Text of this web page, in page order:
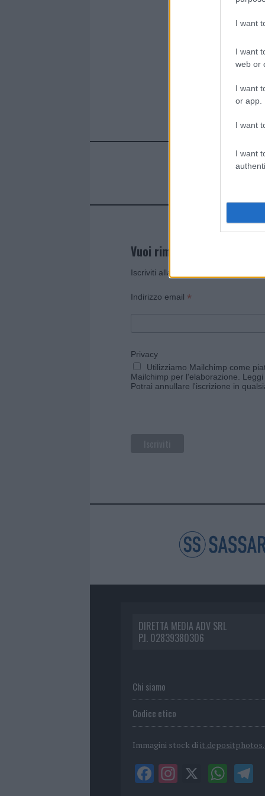
I want
I want
web or
I want
or app.
I want
I want
Vuoi rimanere sempre
Iscriviti alla newsletter di Gallura
Indirizzo email *
Privacy
Utilizziamo Mailchimp come
Mailchimp per l'elaborazione.
Potrai annullare l'iscrizione in
DIRETTA MEDIA ADV SRL
P.I. 02839380306
Chi siamo
Codice etico
Immagini stock di